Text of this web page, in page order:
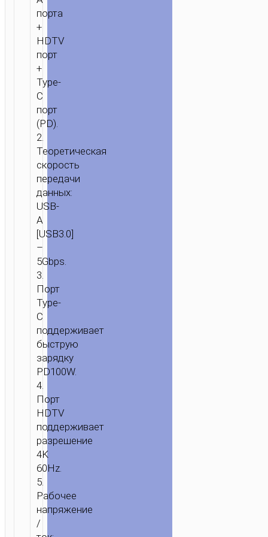
ГЛАВНАЯ / МОБИЛЬНЫЕ
АКСЕССУАРЫ
ОРГАНАЙЗЕРЫ / TYPE-
порта
+
HDTV
порт
+
Type-
C
порт
(PD).
2.
Теоретическая
скорость
передачи
данных:
USB-
A
[USB3.0]
–
5Gbps.
3.
Порт
Type-
C
поддерживает
быструю
зарядку
PD100W.
4.
Порт
HDTV
поддерживает
разрешение
4K
60Hz.
5.
Рабочее
напряжение
/